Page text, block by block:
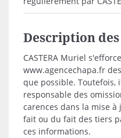
Description
CASTERA Muriel
www.agencechapa.fr
que possible. Toutefois,
responsable des
carences dans la mise
fait ou du fait des tiers
ces informations.